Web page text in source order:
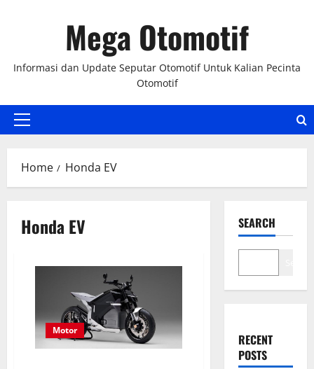
Mega Otomotif
Informasi dan Update Seputar Otomotif Untuk Kalian Pecinta
Otomotif
Primary
Home Honda EV
Honda EV
Motor
SEARCH
RECENT
POSTS